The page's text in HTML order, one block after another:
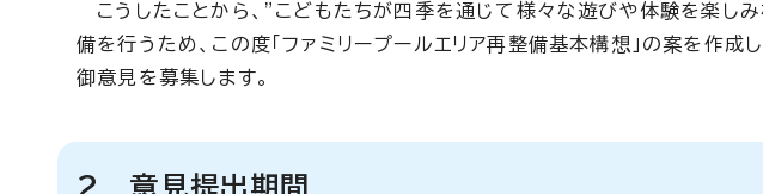
こうしたことから、”こどもたちが四季を通じて様々な遊びや体験を楽し
備を行うため、この度「ファミリープールエリア再整備基本構想」の案を作
御意見を募集します。
2 意見提出期間